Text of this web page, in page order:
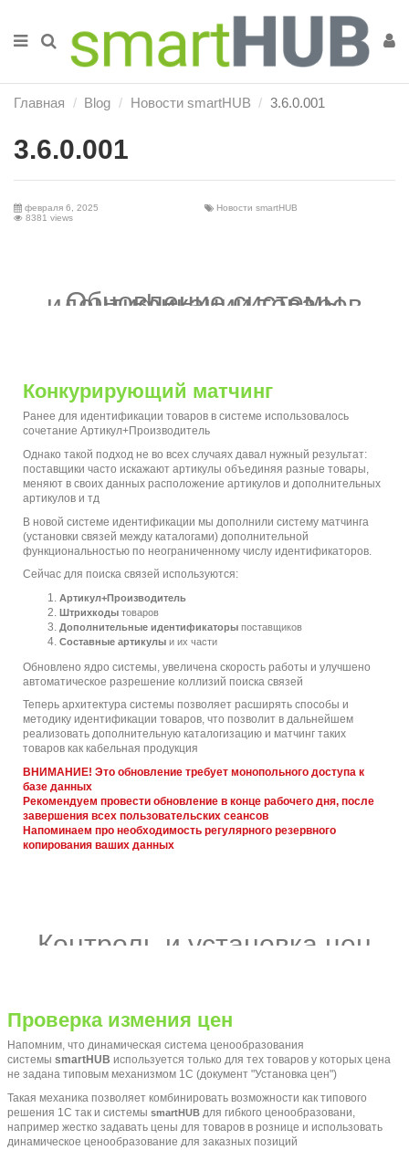
Главная Blog Новости smartHUB 3.6.0.001
3.6.0.001
февраля 6, 2025
Новости smartHUB
8381 views
Обновление системы
идентификации товаров
Конкурирующий матчинг
Ранее для идентификации товаров в системе использовалось
сочетание Артикул+Производитель
Однако такой подход не во всех случаях давал нужный результат:
поставщики часто искажают артикулы объединяя разные товары,
меняют в своих данных расположение артикулов и дополнительных
артикулов и тд
В новой системе идентификации мы дополнили систему матчинга
(установки связей между каталогами) дополнительной
функциональностью по неограниченному числу идентификаторов.
Сейчас для поиска связей используются:
Артикул+Производитель
Штрихкоды товаров
Дополнительные идентификаторы поставщиков
Составные артикулы и их части
Обновлено ядро системы, увеличена скорость работы и улучшено
автоматическое разрешение коллизий поиска связей
Теперь архитектура системы позволяет расширять способы и
методику идентификации товаров, что позволит в дальнейшем
реализовать дополнительную каталогизацию и матчинг таких
товаров как кабельная продукция
ВНИМАНИЕ! Это обновление требует монопольного доступа к
базе данных
Рекомендуем провести обновление в конце рабочего дня, после
завершения всех пользовательских сеансов
Напоминаем про необходимость регулярного резервного
копирования ваших данных
Контроль и установка цен
Проверка измения цен
Напомним, что динамическая система ценообразования
системы smartHUB используется только для тех товаров у которых цена
не задана типовым механизмом 1С (документ "Установка цен")
Такая механика позволяет комбинировать возможности как типового
решения 1С так и системы smartHUB для гибкого ценообразовани,
например жестко задавать цены для товаров в рознице и использовать
динамическое ценообразование для заказных позиций